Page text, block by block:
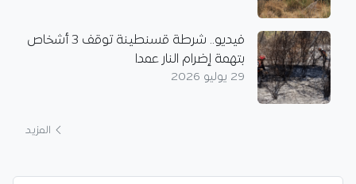
فيديو.. شرطة قسنطينة توقف 3 أشخاص
بتهمة إضرام النار عمدا
29 يوليو 2026
المزيد